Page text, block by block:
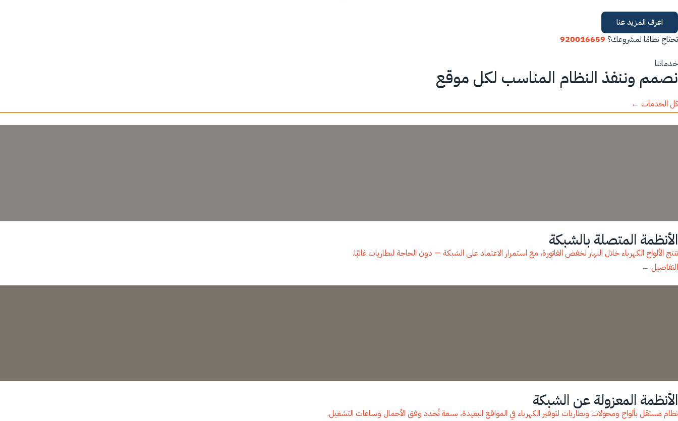
اعرف المزيد عنا
تحتاج نظامًا لمشروعك؟ 920016659
خدماتنا
نصمم وننفذ النظام المناسب لكل موقع
كل الخدمات ←
الأنظمة المتصلة بالشبكة
تنتج الألواح الكهرباء خلال النهار لخفض الفاتورة، مع استمرار الاعتماد على الشبكة — دون الحاجة لبطاريات غالبًا.
التفاصيل ←
الأنظمة المعزولة عن الشبكة
نظام مستقل بألواح ومحولات وبطاريات لتوفير الكهرباء في المواقع البعيدة، بسعة تُحدد وفق الأحمال وساعات التشغيل.